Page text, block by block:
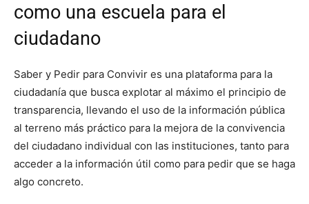
como una escuela para el
ciudadano
Saber y Pedir para Convivir es una plataforma para la
ciudadanía que busca explotar al máximo el principio de
transparencia, llevando el uso de la información pública
al terreno más práctico para la mejora de la convivencia
del ciudadano individual con las instituciones, tanto para
acceder a la información útil como para pedir que se haga
algo concreto.